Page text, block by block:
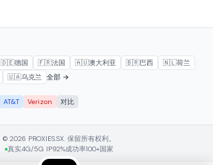
🇩🇪德国 🇫🇷法国 🇦🇺澳大利亚 🇧🇷巴西 🇳🇱荷兰
🇺🇦乌克兰 全部 →
AT&T Verizon 对比
© 2026 PROXIES.SX. 保留所有权利。
真实4G/5G IP92%成功率100+国家